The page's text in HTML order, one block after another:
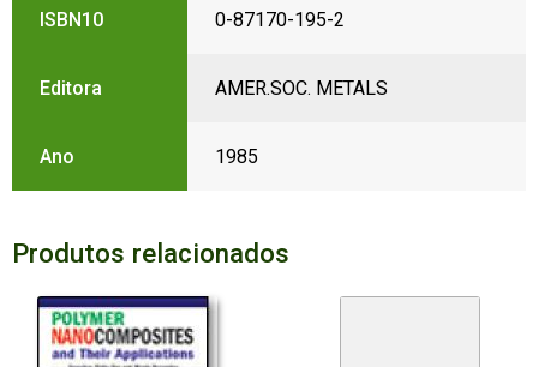
ISBN10 0-87170-195-2
Editora AMER.SOC. METALS
Ano 1985
Produtos relacionados